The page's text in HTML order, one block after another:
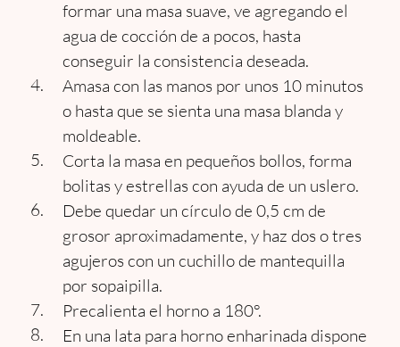
formar una masa suave, ve agregando el
agua de cocción de a pocos, hasta
conseguir la consistencia deseada.
Amasa con las manos por unos 10 minutos
o hasta que se sienta una masa blanda y
moldeable.
Corta la masa en pequeños bollos, forma
bolitas y estrellas con ayuda de un uslero.
Debe quedar un círculo de 0,5 cm de
grosor aproximadamente, y haz dos o tres
agujeros con un cuchillo de mantequilla
por sopaipilla.
Precalienta el horno a 180°.
En una lata para horno enharinada dispone